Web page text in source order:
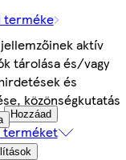
aktív
tárolása és/vagy
és
közönségkutatás
terméke
Hozzáad
terméket